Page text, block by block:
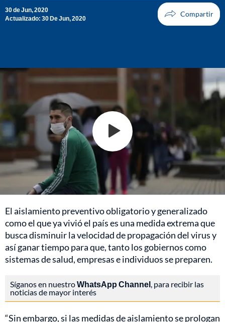
30 de Jun, 2020
Actualizado: 30 De Jun, 2020
El aislamiento preventivo obligatorio y generalizado
como el que ya vivió el país es una medida extrema que
busca disminuir la velocidad de propagación del virus y
así ganar tiempo para que, tanto los gobiernos como
sistemas de salud, empresas e individuos se preparen.
Síganos en nuestroWhatsApp Channel , para recibir las
noticias de mayor interés
“Sin embargo, si las medidas de aislamiento se prologan